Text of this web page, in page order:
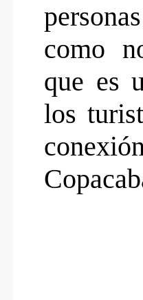
como
que es
los